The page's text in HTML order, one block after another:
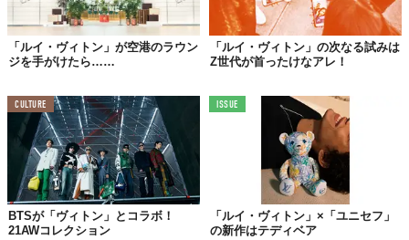
1930年代に入ると、ルイ・アームストロングの人気は不動のもの
米各地のショーを転々とし、イギリスやヨーロッパへコンサート
ツアーを行いました。
当時彼が契約していたレコード会社は売り上げを伸ばすため、サ
ッチモに盛んに流行歌の録音や、彼の多芸さを使いエンターテイ
ナーとしてコマーシャルをさせました。
また、1950年代には俳優としてハリウッドへ進出をし、数々の映
「ルイ・ヴィトン」が空港のラウン
ジを手がけたら……
「ルイ・ヴィトン」の次なる試みは
Z世代が首ったけなアレ！
CULTURE
BTSが「ヴィトン」とコラボ！
21AWコレクション
ISSUE
「ルイ・ヴィトン」×「ユニセフ」
の新作はテディベア